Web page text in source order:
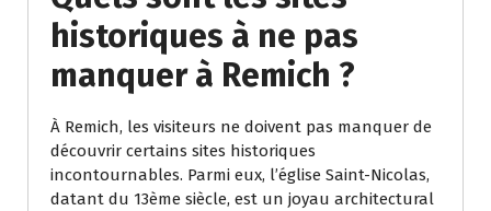
historiques à ne pas
manquer à Remich ?
À Remich, les visiteurs ne doivent pas manquer de
découvrir certains sites historiques
incontournables. Parmi eux, l’église Saint-Nicolas,
datant du 13ème siècle, est un joyau architectural